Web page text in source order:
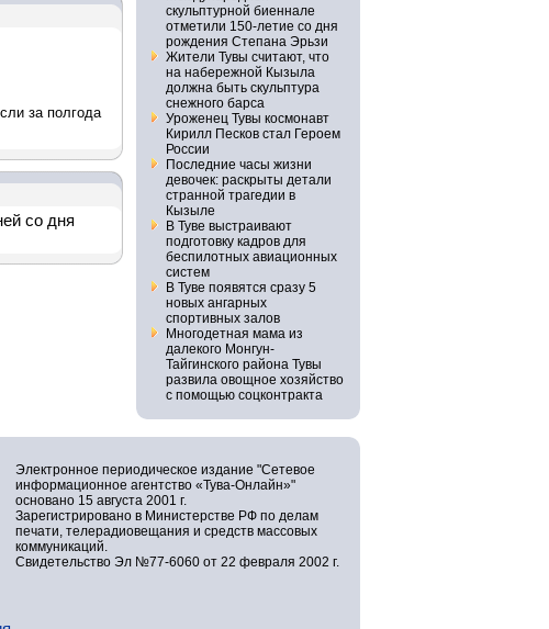
за полгода
со дня
скульптурной биеннале
отметили 150-летие со дня
рождения Степана Эрьзи
Жители Тувы считают, что
на набережной Кызыла
должна быть скульптура
снежного барса
Уроженец Тувы космонавт
Кирилл Песков стал Героем
России
Последние часы жизни
девочек: раскрыты детали
странной трагедии в
Кызыле
В Туве выстраивают
подготовку кадров для
беспилотных авиационных
систем
В Туве появятся сразу 5
новых ангарных
спортивных залов
Многодетная мама из
далекого Монгун-
Тайгинского района Тувы
развила овощное хозяйство
с помощью соцконтракта
Электронное периодическое издание "Сетевое
информационное агентство «Тува-Онлайн»"
основано 15 августа 2001 г.
Зарегистрировано в Министерстве РФ по делам
печати, телерадиовещания и средств массовых
коммуникаций.
Свидетельство Эл №77-6060 от 22 февраля 2002 г.